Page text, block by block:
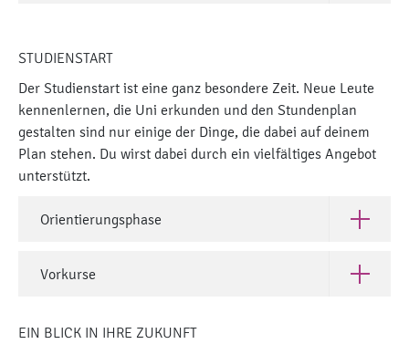
STUDIENSTART
Der Studienstart ist eine ganz besondere Zeit. Neue Leute
kennenlernen, die Uni erkunden und den Stundenplan
gestalten sind nur einige der Dinge, die dabei auf deinem
Plan stehen. Du wirst dabei durch ein vielfältiges Angebot
unterstützt.
Orientierungsphase Öffne
Vorkurse Öffne
EIN BLICK IN IHRE ZUKUNFT